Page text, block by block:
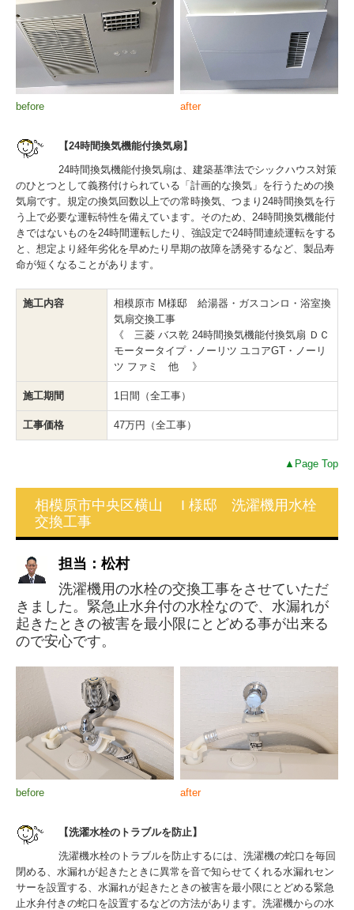
before after
【24時間換気機能付換気扇】
24時間換気機能付換気扇は、建築基準法でシックハウス対策
のひとつとして義務付けられている「計画的な換気」を行うための換
気扇です。規定の換気回数以上での常時換気、つまり24時間換気を行
う上で必要な運転特性を備えています。そのため、24時間換気機能付
きではないものを24時間運転したり、強設定で24時間連続運転をする
と、想定より経年劣化を早めたり早期の故障を誘発するなど、製品寿
命が短くなることがあります。
施工内容
相模原市 M様邸 給湯器・ガスコンロ・浴室換
気扇交換工事
《 三菱 バス乾 24時間換気機能付換気扇 ＤＣ
モータータイプ・ノーリツ ユコアGT・ノーリ
ツ ファミ 他 》
施工期間 1日間（全工事）
工事価格 47万円（全工事）
▲Page Top
相模原市中央区横山 I 様邸 洗濯機用水栓
交換工事
担当：松村
洗濯機用の水栓の交換工事をさせていただ
きました。緊急止水弁付の水栓なので、水漏れが
起きたときの被害を最小限にとどめる事が出来る
ので安心です。
before after
【洗濯水栓のトラブルを防止】
洗濯機水栓のトラブルを防止するには、洗濯機の蛇口を毎回
閉める、水漏れが起きたときに異常を音で知らせてくれる水漏れセン
サーを設置する、水漏れが起きたときの被害を最小限にとどめる緊急
止水弁付きの蛇口を設置するなどの方法があります。洗濯機からの水